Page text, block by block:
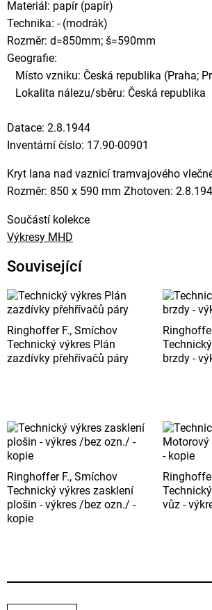
Materiál: papír (papír)
Technika: - (modrák)
Rozměr: d=850mm; š=590mm
Geografie:
Místo vzniku: Česká republika (Praha;
Lokalita nálezu/sběru: Česká republika
Datace: 2.8.1944
Inventární číslo: 17.90-00901
Kryt lana nad vaznicí tramvajového
Rozměr: 850 x 590 mm Zhotoven:
Součástí kolekce
Výkresy MHD
Související
Ringhoffer F., Smíchov
Technický výkres Plán
zazdívky přehřívačů páry
brzdy -
Ringhoffer F., Smíchov
Technický výkres zasklení
plošin - výkres /bez ozn./ -
kopie
vůz -